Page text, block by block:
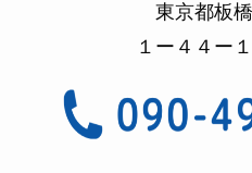
東京都板
１ー４４ー